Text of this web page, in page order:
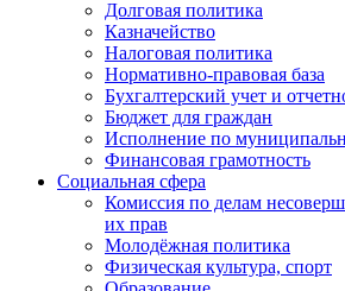
Долговая политика
Казначейство
Налоговая политика
Нормативно-правовая база
Бухгалтерский учет и
Бюджет для граждан
Исполнение по
Финансовая грамотность
Социальная сфера
Комиссия по делам
их прав
Молодёжная политика
Физическая культура, спорт